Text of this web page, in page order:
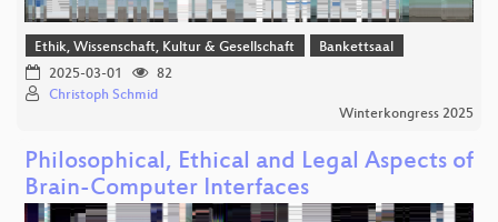
Ethik, Wissenschaft, Kultur & Gesellschaft
Bankettsaal
2025-03-01
82
Christoph Schmid
Winterkongress 2025
Philosophical, Ethical and Legal Aspects of
Brain-Computer Interfaces